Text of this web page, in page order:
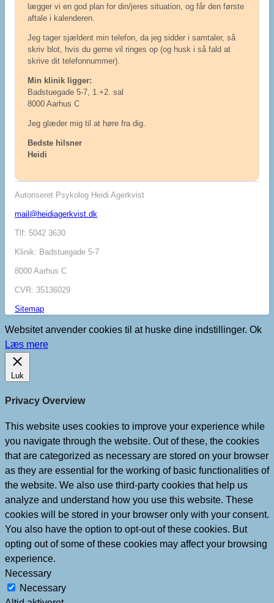
lægger vi en god plan for din/jeres situation, og får den første
aftale i kalenderen.
Jeg tager sjældent min telefon, da jeg sidder i samtaler, så
skriv blot, hvis du gerne vil ringes op (og husk i så fald at
skrive dit telefonnummer).
Min klinik ligger:
Badstuegade 5-7, 1.+2. sal
8000 Aarhus C
Jeg glæder mig til at høre fra dig.
Bedste hilsner
Heidi
Autoriseret Psykolog Heidi Agerkvist
mail@heidiagerkvist.dk
Tlf: 5042 3630
Klinik: Badstuegade 5-7
8000 Aarhus C
CVR: 35136029
Sitemap
Websitet anvender cookies til at huske dine indstillinger. Ok
Læs mere
Luk
Privacy Overview
This website uses cookies to improve your experience while
you navigate through the website. Out of these, the cookies
that are categorized as necessary are stored on your browser
as they are essential for the working of basic functionalities of
the website. We also use third-party cookies that help us
analyze and understand how you use this website. These
cookies will be stored in your browser only with your consent.
You also have the option to opt-out of these cookies. But
opting out of some of these cookies may affect your browsing
experience.
Necessary
Necessary